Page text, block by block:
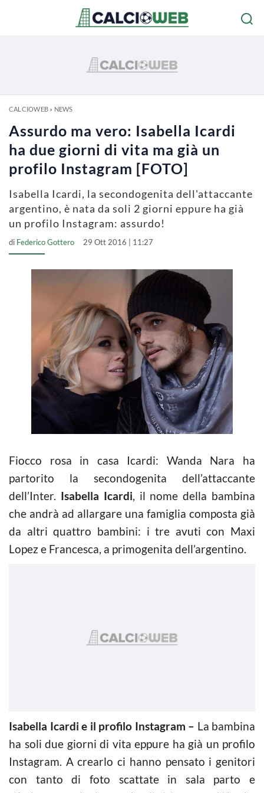
CALCIOWEB» NEWS
Assurdo ma vero: Isabella Icardi
ha due giorni di vita ma già un
profilo Instagram [FOTO]
Isabella Icardi, la secondogenita dell'attaccante
argentino, è nata da soli 2 giorni eppure ha già
un profilo Instagram: assurdo!
di Federico Gottero 29 Ott 2016 | 11:27
Fiocco rosa in casa Icardi: Wanda Nara ha
partorito la secondogenita dell’attaccante
dell’Inter. Isabella Icardi, il nome della bambina
che andrà ad allargare una famiglia composta già
da altri quattro bambini: i tre avuti con Maxi
Lopez e Francesca, a primogenita dell’argentino.
Isabella Icardi e il profilo Instagram – La bambina
ha soli due giorni di vita eppure ha già un profilo
Instagram. A crearlo ci hanno pensato i genitori
con tanto di foto scattate in sala parto e